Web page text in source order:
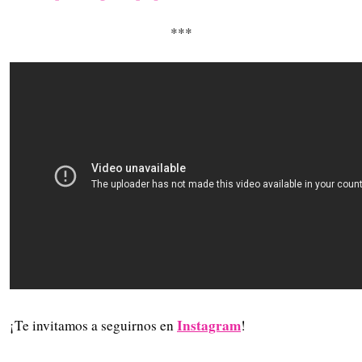
***
¡Te invitamos a seguirnos enInstagram!